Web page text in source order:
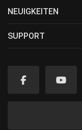
NEUIGKEITEN
SUPPORT